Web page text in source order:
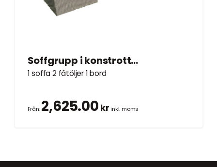
Soffgrupp i konstrotting
1 soffa 2 fåtöljer 1 bord
Från:2,625.00 krinkl. moms